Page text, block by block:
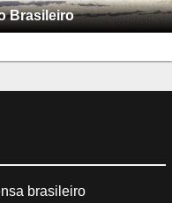
Brasileiro
brasileiro